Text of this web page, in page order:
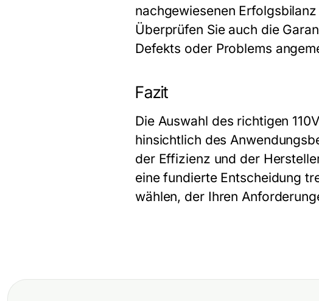
nachgewiesenen
Überprüfen Sie auch die
Defekts oder Problems
Fazit
Die Auswahl des richtigen
hinsichtlich des
der Effizienz und der
eine fundierte Entscheidung
wählen, der Ihren